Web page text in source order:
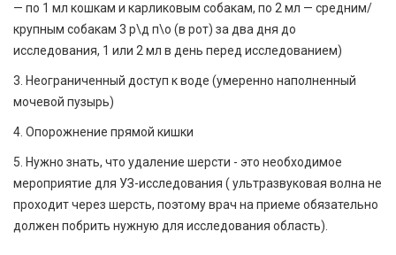
— по 1 мл кошкам и карликовым собакам, по 2 мл — средним/
крупным собакам 3 р\д п\о (в рот) за два дня до
исследования, 1 или 2 мл в день перед исследованием)
3. Неограниченный доступ к воде (умеренно наполненный
мочевой пузырь)
4. Опорожнение прямой кишки
5. Нужно знать, что удаление шерсти - это необходимое
мероприятие для УЗ-исследования ( ультразвуковая волна не
проходит через шерсть, поэтому врач на приеме обязательно
должен побрить нужную для исследования область).